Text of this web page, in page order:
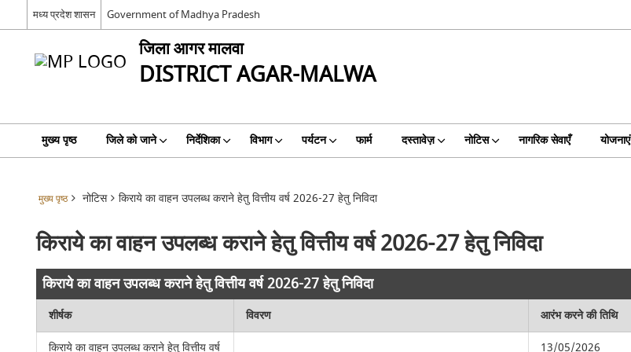
मध्य प्रदेश शासन Government of Madhya Pradesh
जिला आगर मालवा
DISTRICT AGAR-MALWA
मुख्य पृष्ठ जिले को जाने निर्देशिका विभाग पर्यटन फार्म दस्तावेज़ नोटिस नागरिक सेवाएँ योजनाएं
मुख्य पृष्ठ नोटिस किराये का वाहन उपलब्ध कराने हेतु वित्तीय वर्ष 2026-27 हेतु निविदा
किराये का वाहन उपलब्ध कराने हेतु वित्तीय वर्ष 2026-27 हेतु निविदा
किराये का वाहन उपलब्ध कराने हेतु वित्तीय वर्ष 2026-27 हेतु निविदा
शीर्षक विवरण आरंभ करने की तिथि
किराये का वाहन उपलब्ध कराने हेतु वित्तीय वर्ष
13/05/2026